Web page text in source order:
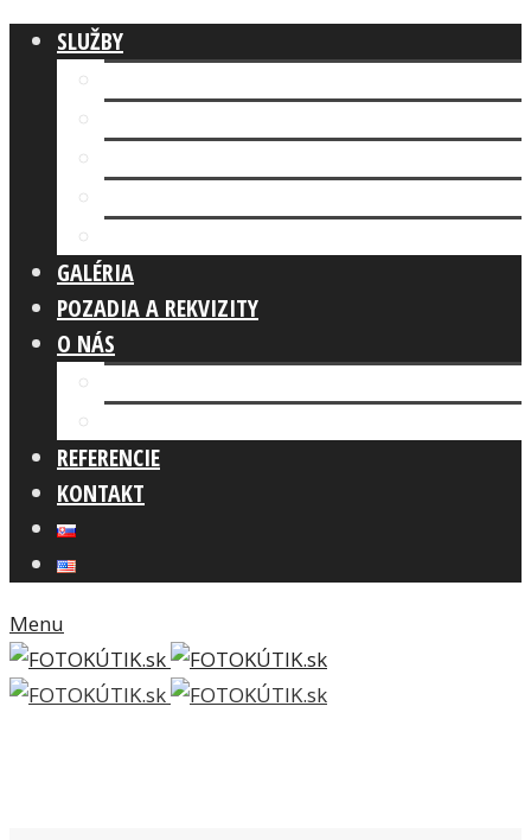
SLUŽBY
GALÉRIA
POZADIA A REKVIZITY
O NÁS
REFERENCIE
KONTAKT
Menu